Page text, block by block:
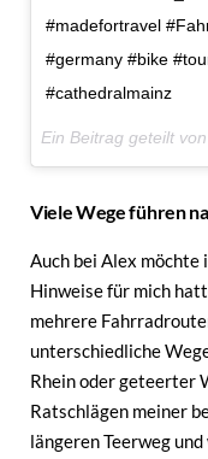
#madefortravel
#germany #bike
#cathedralmainz
Viele Wege führen
Auch bei Alex möchte
Hinweise für mich
mehrere
unterschiedliche
Rhein oder geteerter
Ratschlägen meiner
längeren Teerweg